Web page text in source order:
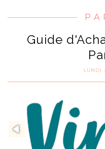
Guide
LUNDI,